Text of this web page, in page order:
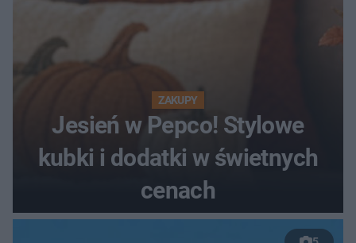
ZAKUPY
Jesień w Pepco! Stylowe
kubki i dodatki w świetnych
cenach